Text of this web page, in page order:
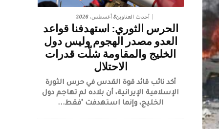
أحدث العناوين8 أغسطس، 2026
الحرس الثوري: استهدفنا قواعد
العدو مصدر الهجوم وليس دول
الخليج والمقاومة شلّت قدرات
الاحتلال
​أكد نائب قائد قوة القدس في حرس الثورة
الإسلامية الإيرانية، أن بلاده لم تهاجم دول
الخليج، وإنما استهدفت "فقط...